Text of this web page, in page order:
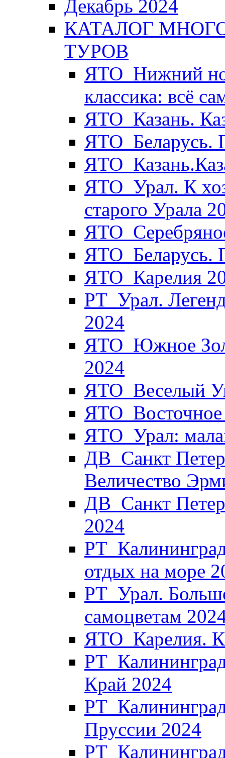
Декабрь 2024
КАТАЛОГ
ТУРОВ
ЯТО_Нижний
классика: всё
ЯТО_Казань.
ЯТО_Беларусь.
ЯТО_Урал. К
старого Урала
ЯТО_Беларусь.
ЯТО_Карелия
РТ_Урал.
2024
ЯТО_Южное
2024
ЯТО_Веселый
ЯТО_Восточное
ЯТО_Урал:
ДВ_Санкт
Величество
ДВ_Санкт
2024
отдых на море
РТ_Урал.
самоцветам
ЯТО_Карелия.
Край 2024
Пруссии 2024